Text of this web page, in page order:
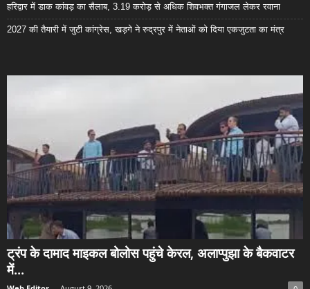
हरिद्वार में डाक कांवड़ का सैलाब, 3.19 करोड़ से अधिक शिवभक्त गंगाजल लेकर रवाना
2027 की तैयारी में जुटी कांग्रेस, खड़गे ने रुद्रपुर में नेताओं को दिया एकजुटता का मंत्र
ट्रंप के दामाद माइकल बोलोस पहुंचे केरल, अलाप्पुझा के बैकवाटर
में...